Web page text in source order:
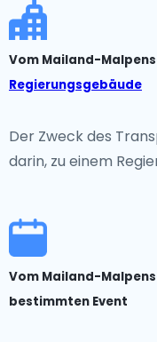
Vom Mailand-
Regierungsgebäude
Der Zweck des
darin, zu einem
Vom Mailand-
bestimmten Event